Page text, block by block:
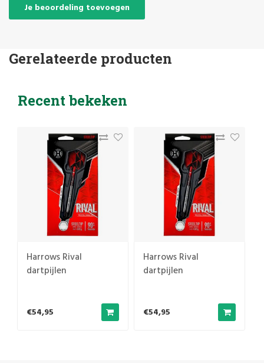
Je beoordeling toevoegen
Gerelateerde producten
Recent bekeken
Harrows Rival
dartpijlen
€54,95
Harrows Rival
dartpijlen
€54,95